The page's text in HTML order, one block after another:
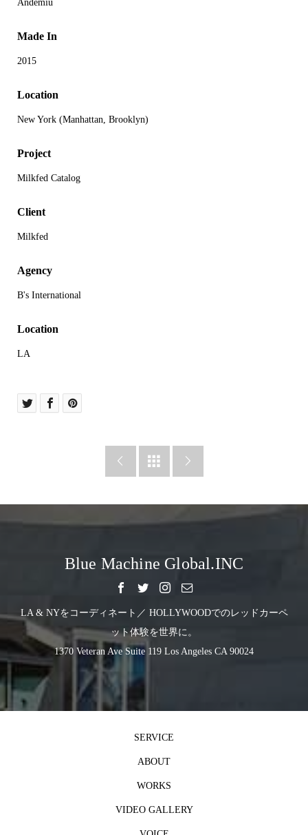
Made In
2015
Location
New York (Manhattan, Brooklyn)
Project
Milkfed Catalog
Client
Milkfed
Agency
B's International
Location
LA
  
Blue Machine Global.INC
LA & NYをコーディネート／ HOLLYWOODでのレッドカーペ
ット体験を世界に。
1370 Veteran Ave Suite 119 Los Angeles CA 90024
SERVICE
ABOUT
WORKS
VIDEO GALLERY